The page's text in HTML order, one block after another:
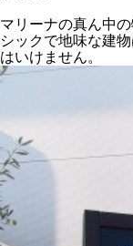
マリーナの真ん中
シックで地味な建
はいけません。